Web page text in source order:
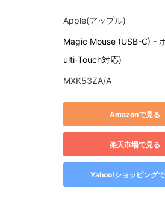
Apple(アップル)
Magic Mouse (USB-C) -
ulti-Touch対応)
MXK53ZA/A
Amazonで見る
楽天市場で見る
Yahoo!ショッピング